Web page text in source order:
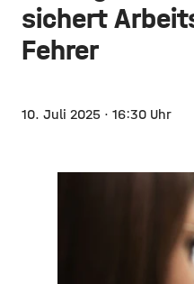
sichert
Fehrer
10. Juli 2025 · 16:30 Uhr